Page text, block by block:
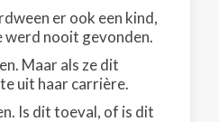
er ook een kind,
werd nooit gevonden.
Maar als ze dit
uit haar carrière.
Is dit toeval, of is dit